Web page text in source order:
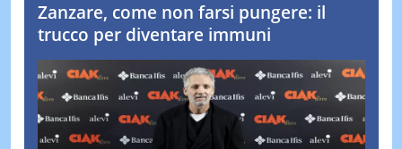
Zanzare, come non farsi pungere: il
trucco per diventare immuni